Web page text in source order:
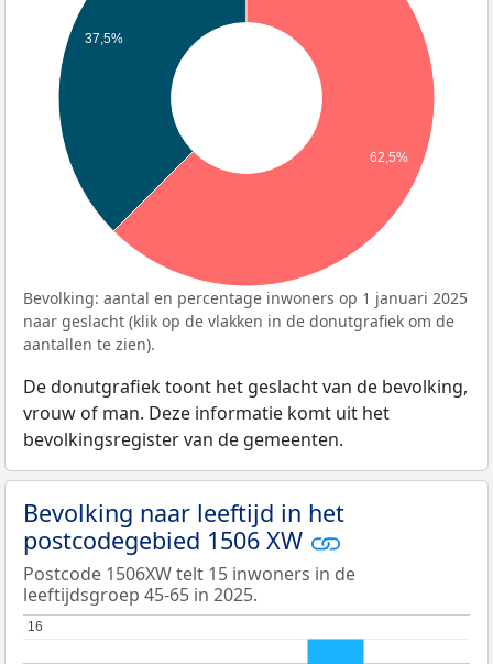
37,5%
62,5%
Bevolking: aantal en percentage inwoners op 1 januari 2025
naar geslacht (klik op de vlakken in de donutgrafiek om de
aantallen te zien).
De donutgrafiek toont het geslacht van de bevolking,
vrouw of man. Deze informatie komt uit het
bevolkingsregister van de gemeenten.
Bevolking naar leeftijd in het
postcodegebied 1506 XW
Postcode 1506XW telt 15 inwoners in de
leeftijdsgroep 45-65 in 2025.
16
16